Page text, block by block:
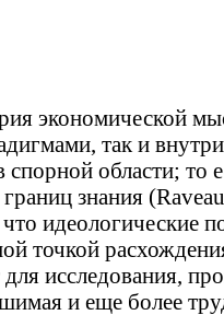
экономической
так и
области; то
знания
что
точкой
исследования,
и еще более